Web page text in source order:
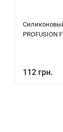
PROFUSION
112 грн.